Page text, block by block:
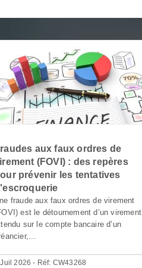
aux faux ordres de
(FOVI) : des repères
prévenir les tentatives
fraude aux faux ordres de virement
est le détournement d’un virement
sur le compte bancaire d’un
2026 - Réf: CW43268